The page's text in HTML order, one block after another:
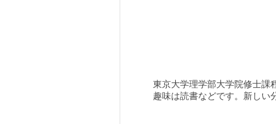
東京大学理学部大学院修士課
趣味は読書などです。新しい